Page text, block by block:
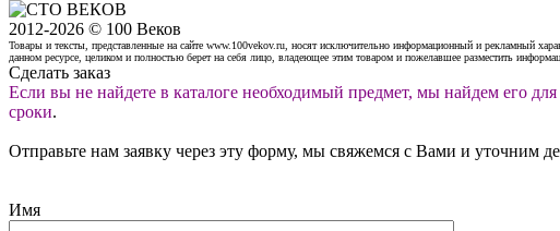
2012-2026 © 100 Веков
Товары и тексты, представленные на сайте www.100vekov.ru, носят исключительно информационный и рекламный
данном ресурсе, целиком и полностью берет на себя лицо, владеющее этим товаром и пожелавшее разместить
Сделать заказ
Если вы не найдете в каталоге необходимый предмет, мы найдем его
сроки.
Отправьте нам заявку через эту форму, мы свяжемся с Вами и уточним
Имя